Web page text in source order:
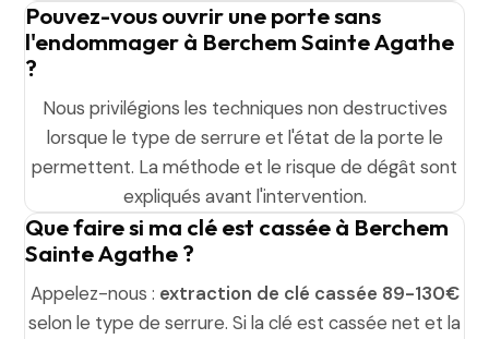
Pouvez-vous ouvrir une porte sans
l'endommager à Berchem Sainte Agathe
?
Nous privilégions les techniques non destructives
lorsque le type de serrure et l'état de la porte le
permettent. La méthode et le risque de dégât sont
expliqués avant l'intervention.
Que faire si ma clé est cassée à Berchem
Sainte Agathe ?
Appelez-nous : extraction de clé cassée 89-130€
selon le type de serrure. Si la clé est cassée net et la